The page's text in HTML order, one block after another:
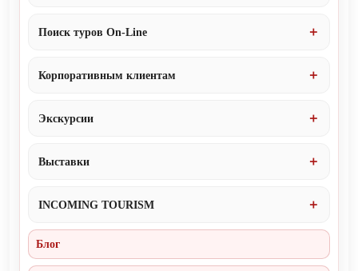
Поиск туров On-Line
Корпоративным клиентам
Экскурсии
Выставки
INCOMING TOURISM
Блог